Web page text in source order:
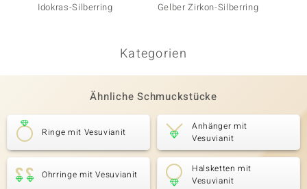
Idokras-Silberring Gelber Zirkon-Silberring
Kategorien
Ähnliche Schmuckstücke
Ringe mit Vesuvianit
Anhänger mit
Vesuvianit
Ohrringe mit Vesuvianit
Halsketten mit
Vesuvianit